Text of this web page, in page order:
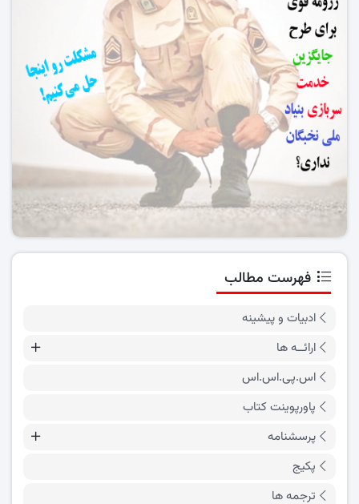
فهرست مطالب
ادبیات و پیشینه
ارائــه ها
اس.پی.اس.اس
پاورپوینت کتاب
پرسشنامه
پکیج
ترجمه ها